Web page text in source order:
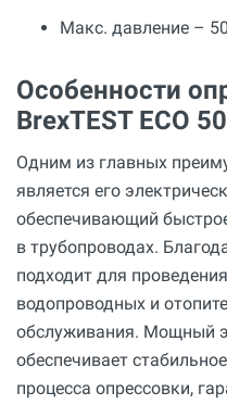
Макс. давление –
Особенности
BrexTEST ECO
Одним из главных
является его
обеспечивающий
в трубопроводах.
подходит для
водопроводных и
обслуживания. Мощный
обеспечивает
процесса опрессовки,